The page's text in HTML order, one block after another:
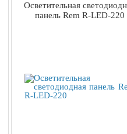
Осветительная
панель Rem R-LED-220